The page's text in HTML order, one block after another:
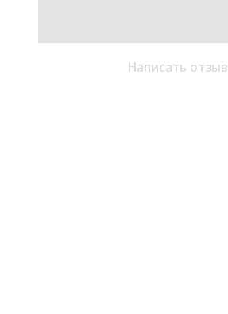
Написать отзыв